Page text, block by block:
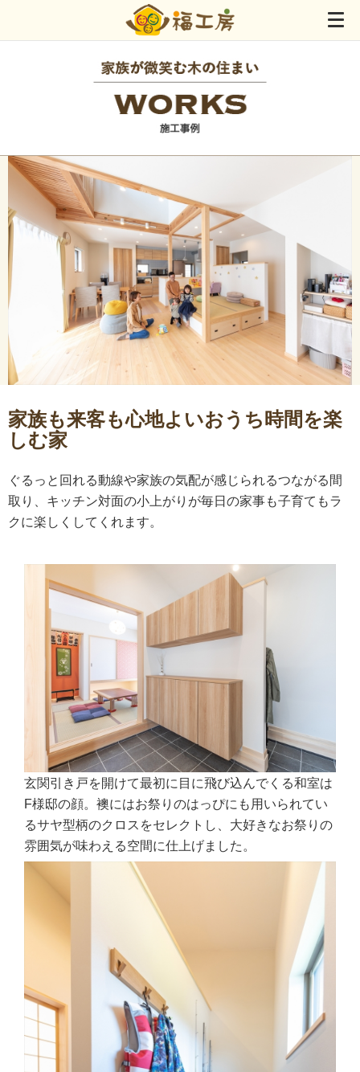
家族も来客も心地よいおうち時間を楽
しむ家
ぐるっと回れる動線や家族の気配が感じられるつながる間
取り、キッチン対面の小上がりが毎日の家事も子育てもラ
クに楽しくしてくれます。
玄関引き戸を開けて最初に目に飛び込んでくる和室は
F様邸の顔。襖にはお祭りのはっぴにも用いられてい
るサヤ型柄のクロスをセレクトし、大好きなお祭りの
雰囲気が味わえる空間に仕上げました。